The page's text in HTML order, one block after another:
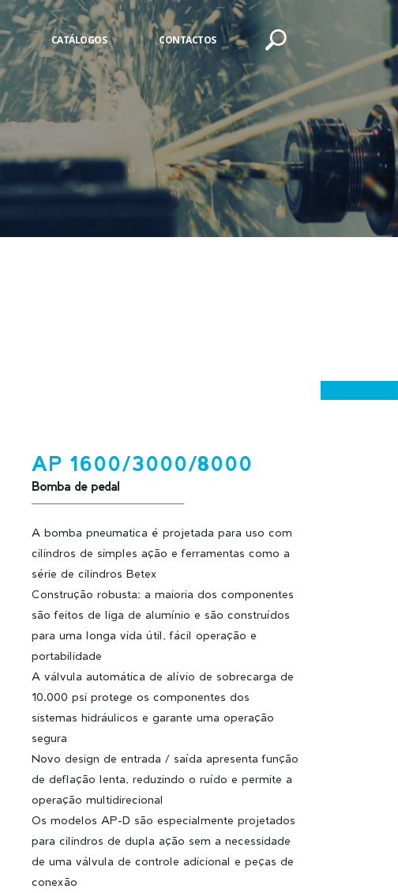
CATÁLOGOS CONTACTOS
AP 1600/3000/8000
Bomba de pedal
A bomba pneumatica é projetada para uso com
cilindros de simples ação e ferramentas como a
série de cilindros Betex
Construção robusta: a maioria dos componentes
são feitos de liga de alumínio e são construídos
para uma longa vida útil, fácil operação e
portabilidade
A válvula automática de alívio de sobrecarga de
10.000 psi protege os componentes dos
sistemas hidráulicos e garante uma operação
segura
Novo design de entrada / saída apresenta função
de deflação lenta, reduzindo o ruído e permite a
operação multidirecional
Os modelos AP-D são especialmente projetados
para cilindros de dupla ação sem a necessidade
de uma válvula de controle adicional e peças de
conexão